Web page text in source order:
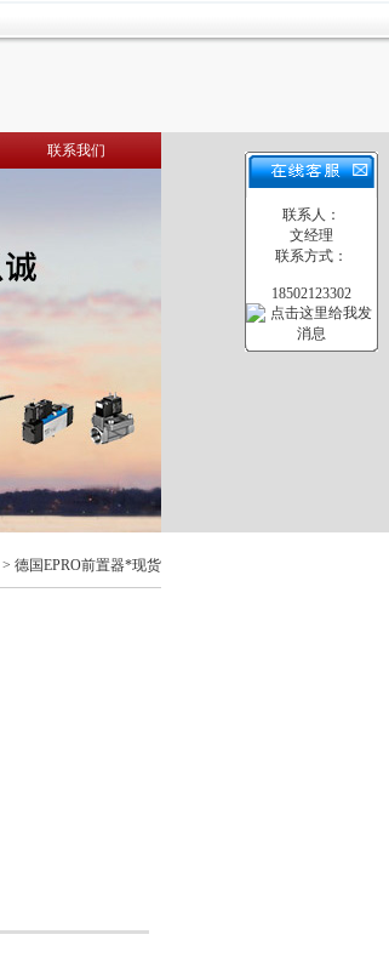
联系我们
> 德国EPRO前置器*现货
联系人：
文经理
联系方式：
18502123302